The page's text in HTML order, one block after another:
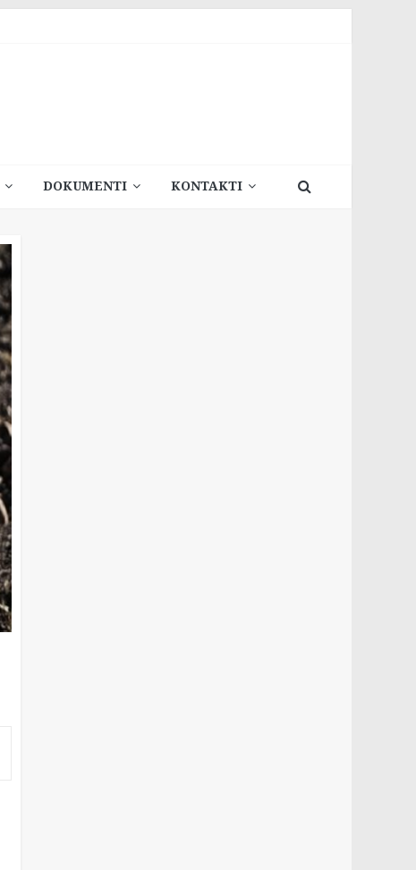
DOKUMENTI KONTAKTI